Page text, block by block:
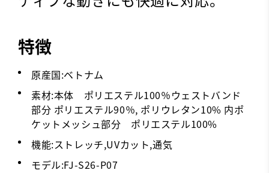
特徴
原産国:ベトナム
素材:本体 ポリエステル100％ウェストバンド
部分 ポリエステル90％, ポリウレタン10% 内ポ
ケットメッシュ部分 ポリエステル100%
機能:ストレッチ,UVカット,通気
モデル:FJ-S26-P07